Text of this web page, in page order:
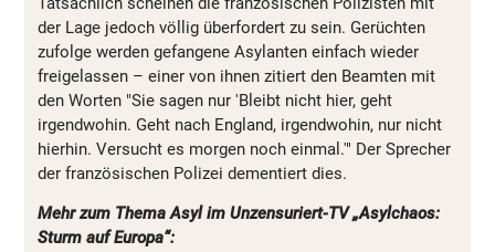
der Lage jedoch völlig überfordert zu sein. Gerüchten
zufolge werden gefangene Asylanten einfach wieder
freigelassen – einer von ihnen zitiert den Beamten mit
den Worten "Sie sagen nur 'Bleibt nicht hier, geht
irgendwohin. Geht nach England, irgendwohin, nur nicht
hierhin. Versucht es morgen noch einmal.'" Der Sprecher
der französischen Polizei dementiert dies.
Mehr zum Thema Asyl im Unzensuriert-TV „Asylchaos:
Sturm auf Europa“: